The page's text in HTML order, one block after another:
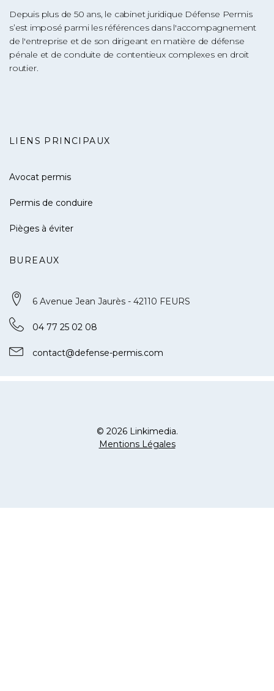
Depuis plus de 50 ans, le cabinet juridique Défense Permis
s’est imposé parmi les références dans l'accompagnement
de l'entreprise et de son dirigeant en matière de défense
pénale et de conduite de contentieux complexes en droit
routier.
LIENS PRINCIPAUX
Avocat permis
Permis de conduire
Pièges à éviter
BUREAUX
6 Avenue Jean Jaurès - 42110 FEURS
04 77 25 02 08
contact@defense-permis.com
© 2026 Linkimedia.
Mentions Légales